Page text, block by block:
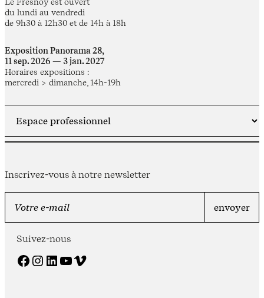
du lundi au vendredi
de 9h30 à 12h30 et de 14h à 18h
Exposition Panorama 28,
11 sep. 2026 — 3 jan. 2027
Horaires expositions :
mercredi > dimanche, 14h-19h
Inscrivez-vous à notre newsletter
Suivez-nous
Facebook Instagram LinkedIn YouTube Vimeo